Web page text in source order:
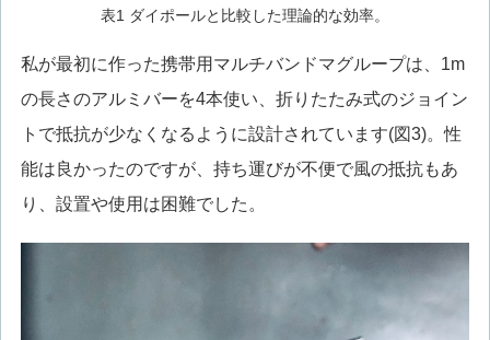
表1 ダイポールと比較した理論的な効率。
私が最初に作った携帯用マルチバンドマグループは、1m
の長さのアルミバーを4本使い、折りたたみ式のジョイン
トで抵抗が少なくなるように設計されています(図3)。性
能は良かったのですが、持ち運びが不便で風の抵抗もあ
り、設置や使用は困難でした。